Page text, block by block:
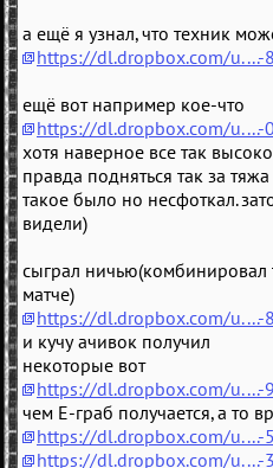
а ещё я узнал, что техник
https://dl.dropbox.com/u....-
ещё вот например кое-что
https://dl.dropbox.com/u....-
хотя наверное все так
правда подняться так за
такое было но несфоткал.
видели)
сыграл ничью(комбинировал
матче)
https://dl.dropbox.com/u....-
и кучу ачивок получил
некоторые вот
https://dl.dropbox.com/u....-
чем Е-граб получается, а то
https://dl.dropbox.com/u....-
https://dl.dropbox.com/u....-